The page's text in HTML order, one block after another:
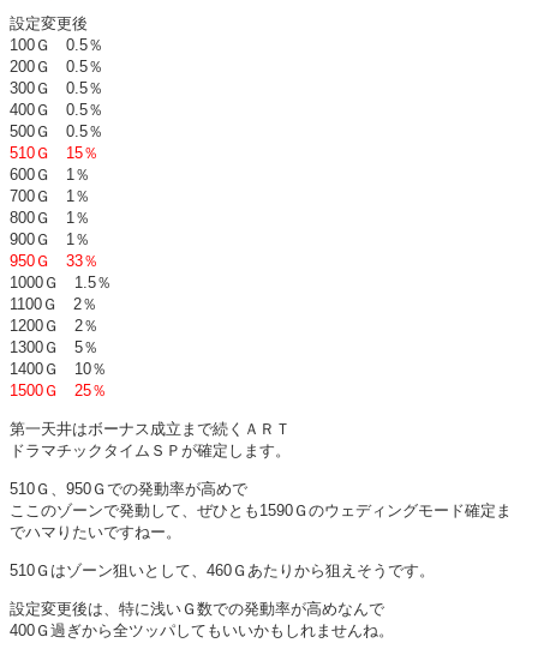
設定変更後
100Ｇ 0.5％
200Ｇ 0.5％
300Ｇ 0.5％
400Ｇ 0.5％
500Ｇ 0.5％
510Ｇ 15％
600Ｇ 1％
700Ｇ 1％
800Ｇ 1％
900Ｇ 1％
950Ｇ 33％
1000Ｇ 1.5％
1100Ｇ 2％
1200Ｇ 2％
1300Ｇ 5％
1400Ｇ 10％
1500Ｇ 25％
第一天井はボーナス成立まで続くＡＲＴ
ドラマチックタイムＳＰが確定します。
510Ｇ、950Ｇでの発動率が高めで
ここのゾーンで発動して、ぜひとも1590Ｇのウェディングモード確定ま
でハマりたいですねー。
510Ｇはゾーン狙いとして、460Ｇあたりから狙えそうです。
設定変更後は、特に浅いＧ数での発動率が高めなんで
400Ｇ過ぎから全ツッパしてもいいかもしれませんね。